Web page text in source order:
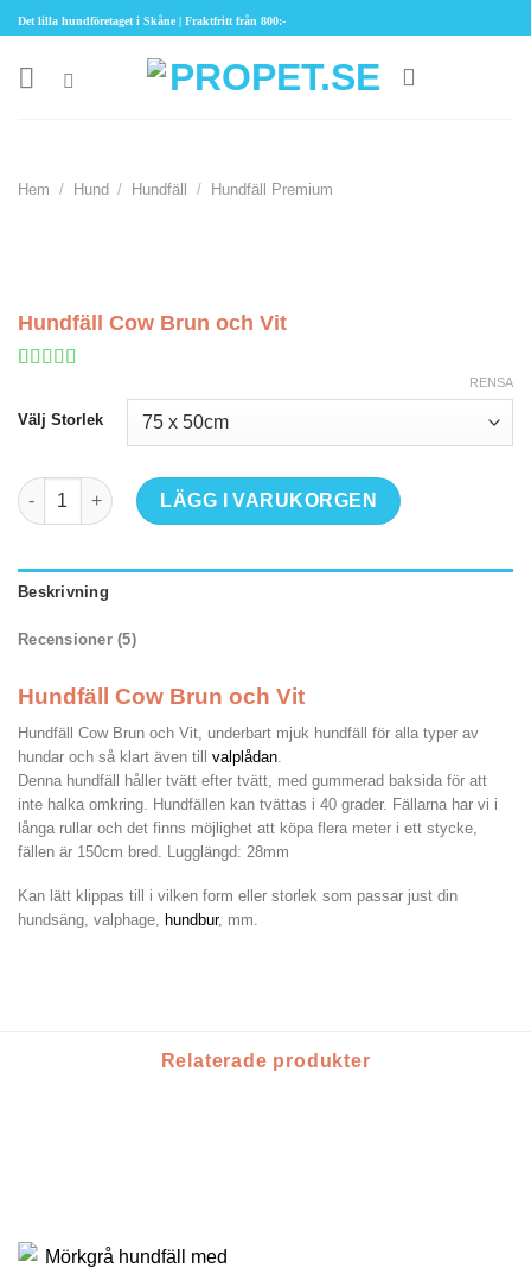
Skip
content
Det lilla hundföretaget i Skåne | Fraktfritt från 800:-
Hem / Hund / Hundfäll / Hundfäll Premium
Hundfäll Cow Brun och Vit
på
kundrecensioner
Välj Storlek
RENSA
Hundfäll Cow Brun och Vit mängd
LÄGG I VARUKORGEN
Beskrivning
Recensioner (5)
Hundfäll Cow Brun och Vit
Hundfäll Cow Brun och Vit, underbart mjuk hundfäll för alla typer av
hundar och så klart även till valplådan.
Denna hundfäll håller tvätt efter tvätt, med gummerad baksida för att
inte halka omkring. Hundfällen kan tvättas i 40 grader. Fällarna har vi i
långa rullar och det finns möjlighet att köpa flera meter i ett stycke,
fällen är 150cm bred. Lugglängd: 28mm
Kan lätt klippas till i vilken form eller storlek som passar just din
hundsäng, valphage,
hundbur, mm.
Relaterade produkter